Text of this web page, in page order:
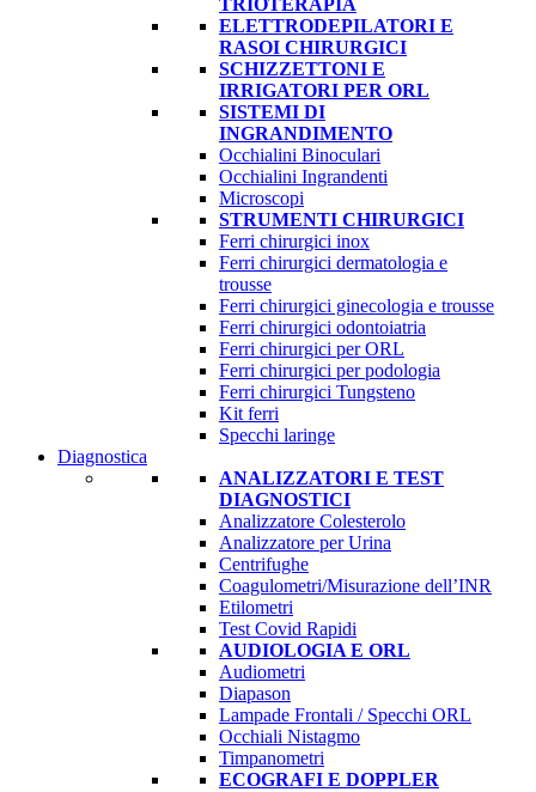
TRIOTERAPIA
ELETTRODEPILATORI E
RASOI CHIRURGICI
SCHIZZETTONI E
IRRIGATORI PER ORL
SISTEMI DI
INGRANDIMENTO
Occhialini Binoculari
Occhialini Ingrandenti
Microscopi
STRUMENTI CHIRURGICI
Ferri chirurgici inox
Ferri chirurgici dermatologia e
trousse
Ferri chirurgici ginecologia e trousse
Ferri chirurgici odontoiatria
Ferri chirurgici per ORL
Ferri chirurgici per podologia
Ferri chirurgici Tungsteno
Kit ferri
Specchi laringe
Diagnostica
ANALIZZATORI E TEST
DIAGNOSTICI
Analizzatore Colesterolo
Analizzatore per Urina
Centrifughe
Coagulometri/Misurazione dell’INR
Etilometri
Test Covid Rapidi
AUDIOLOGIA E ORL
Audiometri
Diapason
Lampade Frontali / Specchi ORL
Occhiali Nistagmo
Timpanometri
ECOGRAFI E DOPPLER